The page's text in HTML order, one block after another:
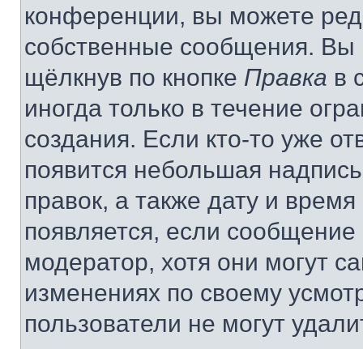
конференции, вы можете
собственные сообщения. Вы
щёлкнув по кнопке Правка в
иногда только в течение
создания. Если кто-то уже
появится небольшая
правок, а также дату и
появляется, если
модератор, хотя они могут
изменениях по своему
пользователи не могут